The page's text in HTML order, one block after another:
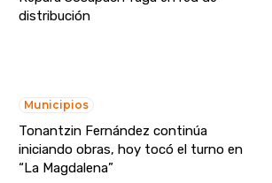
distribución
Municipios
Tonantzin Fernández continúa
iniciando obras, hoy tocó el turno en
“La Magdalena”